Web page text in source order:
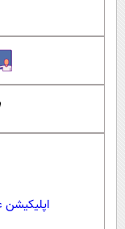
اپلیکیشن